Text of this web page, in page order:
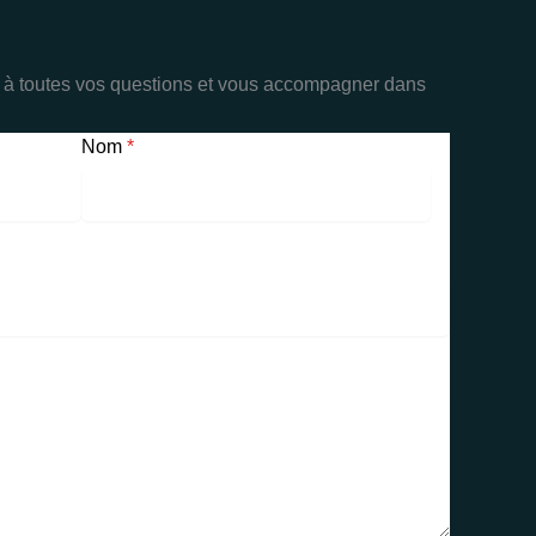
toutes vos questions et vous accompagner dans
Nom *